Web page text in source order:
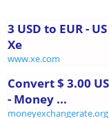
3 USD to EUR -
Xe
www.xe.com
Convert $ 3.00
- Money ...
moneyexchangerate.org